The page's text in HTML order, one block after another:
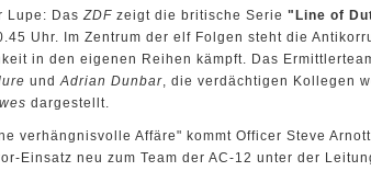
Lupe: DasZDF zeigt die britische Serie "Line of
Uhr. Im Zentrum der elf Folgen steht die
in den eigenen Reihen kämpft. Das
undAdrian Dunbar, die verdächtigen Kollegen
dargestellt.
verhängnisvolle Affäre" kommt Officer Steve
Einsatz neu zum Team der AC-12 unter der